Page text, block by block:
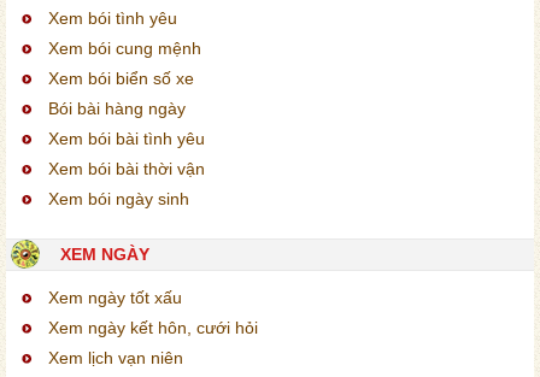
Xem bói tình yêu
Xem bói cung mệnh
Xem bói biển số xe
Bói bài hàng ngày
Xem bói bài tình yêu
Xem bói bài thời vận
Xem bói ngày sinh
XEM NGÀY
Xem ngày tốt xấu
Xem ngày kết hôn, cưới hỏi
Xem lịch vạn niên